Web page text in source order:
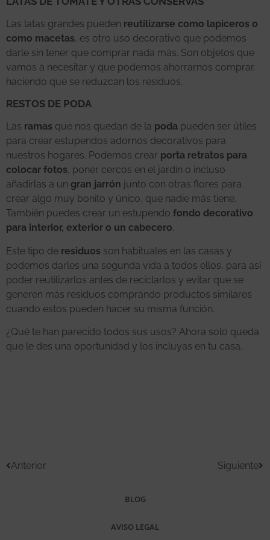
Las latas grandes pueden reutilizarse como lapiceros o
como macetas, es otro uso decorativo que podemos
darle sin tener que comprar nada más. Son objetos que
vamos a necesitar y que podemos ahorrarnos comprar,
haciendo que se reduzcan los residuos.
RESTOS DE PODA
Las ramas que nos quedan de la poda pueden ser útiles
para crear estupendos adornos decorativos para
nuestros hogares. Podemos crear porta retratos para
colocar fotos, poner cercos en el jardín o incluso
añadirlas a un gran jarrón junto con otras flores para
crear algo muy bonito y único, que nadie más tiene.
También puedes crear un estupendo fondo decorativo
para interior, exterior o un cabecero.
Este tipo de residuos son habituales en las casas y
podemos darles una segunda vida a todos ellos, para así
poder reutilizarlos antes de reciclarlos y evitar que se
generen más residuos comprando productos similares
cuando estos pueden hacer su misma función.
¿Qué te han parecido todos sus usos? Ahora solo queda
que le des una oportunidad y los incluyas en tu casa.
Anterior Siguiente
BLOG
AVISO LEGAL